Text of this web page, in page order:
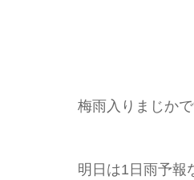
梅雨入りまじかで
明日は1日雨予報